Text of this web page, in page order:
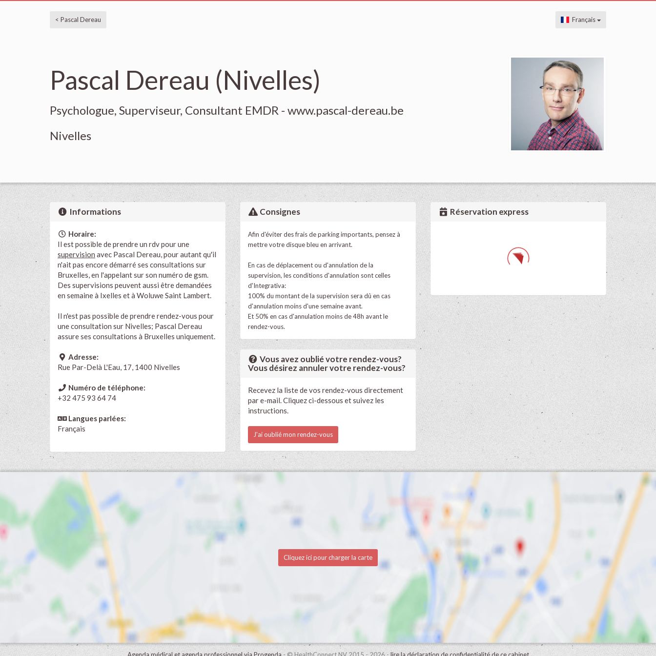
< Pascal Dereau Français
Pascal Dereau (Nivelles)
Psychologue, Superviseur, Consultant EMDR - www.pascal-dereau.be
Nivelles
Informations
Horaire:
Il est possible de prendre un rdv pour une
supervision avec Pascal Dereau, pour autant qu'il
n'ait pas encore démarré ses consultations sur
Bruxelles, en l'appelant sur son numéro de gsm.
Des supervisions peuvent aussi être demandées
en semaine à Ixelles et à Woluwe Saint Lambert.
Il n'est pas possible de prendre rendez-vous pour
une consultation sur Nivelles; Pascal Dereau
assure ses consultations à Bruxelles uniquement.
Adresse:
Rue Par-Delà L'Eau, 17, 1400 Nivelles
Numéro de téléphone:
+32 475 93 64 74
Langues parlées:
Français
Consignes
Afin d'éviter des frais de parking importants, pensez à
mettre votre disque bleu en arrivant.
En cas de déplacement ou d'annulation de la
supervision, les conditions d'annulation sont celles
d'Integrativa:
100% du montant de la supervision sera dû en cas
d'annulation moins d'une semaine avant.
Et 50% en cas d'annulation moins de 48h avant le
rendez-vous.
Vous avez oublié votre rendez-vous?
Vous désirez annuler votre rendez-vous?
Recevez la liste de vos rendez-vous directement
par e-mail. Cliquez ci-dessous et suivez les
instructions.
J'ai oublié mon rendez-vous
Réservation express
Cliquez ici pour charger la carte